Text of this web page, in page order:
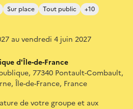
Sur place Tout public +10
au vendredi 4 juin 2027
d'Île-de-France
77340 Pontault-Combault,
Île-de-France, France
de votre groupe et aux